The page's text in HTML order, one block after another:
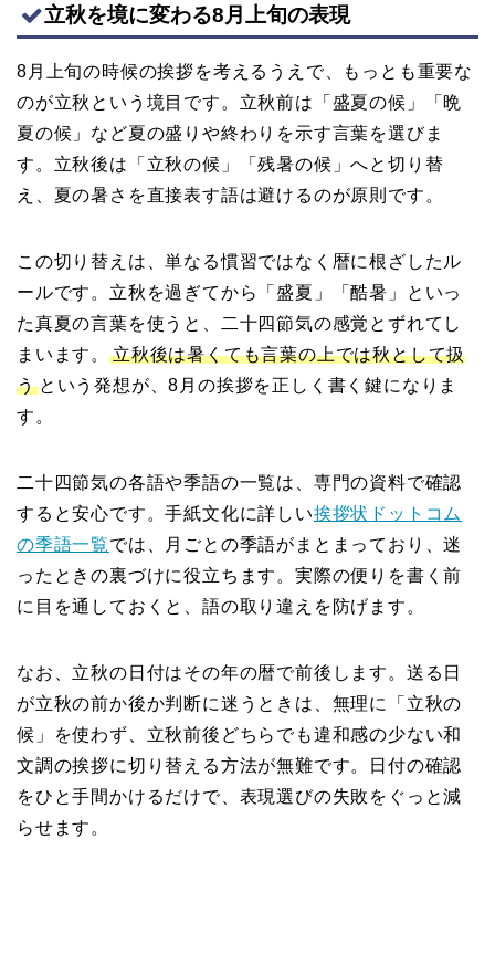
立秋を境に変わる8月上旬の表現
8月上旬の時候の挨拶を考えるうえで、もっとも重要な
のが立秋という境目です。立秋前は「盛夏の候」「晩
夏の候」など夏の盛りや終わりを示す言葉を選びま
す。立秋後は「立秋の候」「残暑の候」へと切り替
え、夏の暑さを直接表す語は避けるのが原則です。
この切り替えは、単なる慣習ではなく暦に根ざしたル
ールです。立秋を過ぎてから「盛夏」「酷暑」といっ
た真夏の言葉を使うと、二十四節気の感覚とずれてし
まいます。
立秋後は暑くても言葉の上では秋として扱
うという発想が、8月の挨拶を正しく書く鍵になりま
す。
二十四節気の各語や季語の一覧は、専門の資料で確認
すると安心です。手紙文化に詳しい挨拶状ドットコム
の季語一覧では、月ごとの季語がまとまっており、迷
ったときの裏づけに役立ちます。実際の便りを書く前
に目を通しておくと、語の取り違えを防げます。
なお、立秋の日付はその年の暦で前後します。送る日
が立秋の前か後か判断に迷うときは、無理に「立秋の
候」を使わず、立秋前後どちらでも違和感の少ない和
文調の挨拶に切り替える方法が無難です。日付の確認
をひと手間かけるだけで、表現選びの失敗をぐっと減
らせます。